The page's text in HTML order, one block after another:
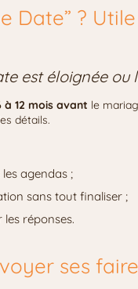
Date” ?
est éloignée
à 12 mois avant le
détails.
agendas ;
sans tout finaliser ;
réponses.
ses